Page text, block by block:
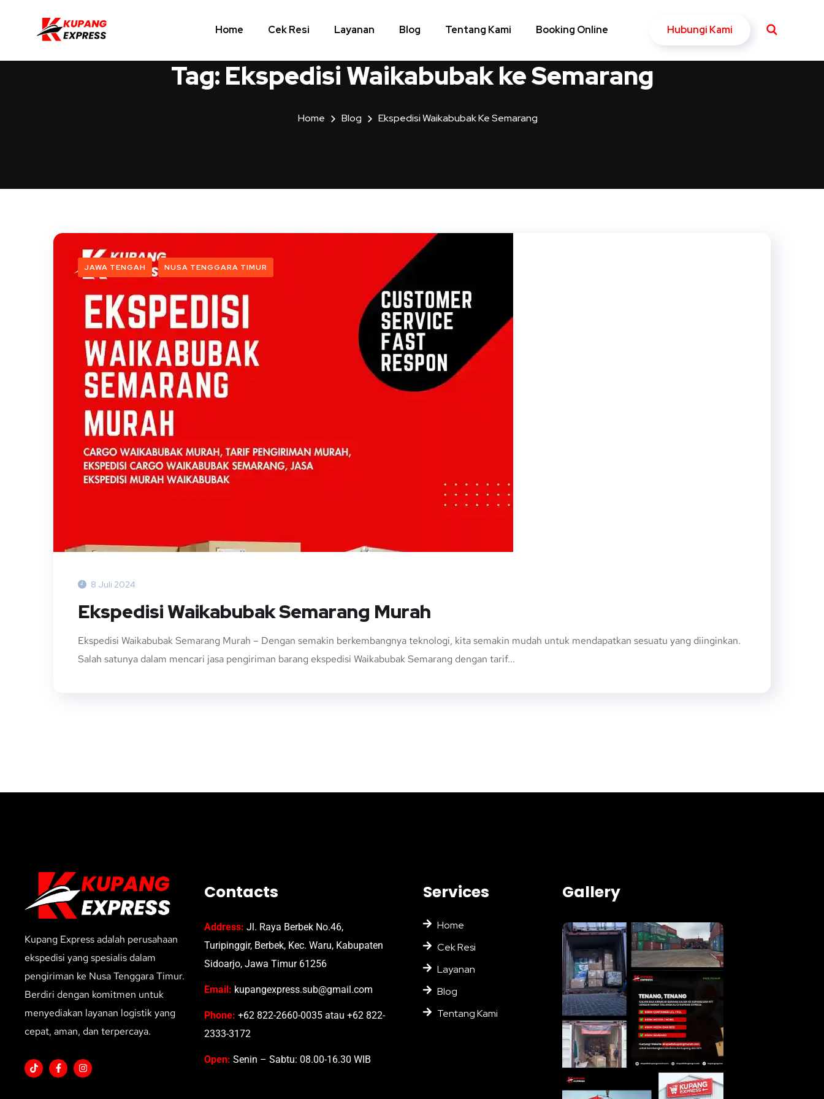
Home Cek Resi Layanan Blog Tentang Kami Booking Online Hubungi Kami
Tag: Ekspedisi Waikabubak ke Semarang
Home Blog Ekspedisi Waikabubak Ke Semarang
JAWA TENGAH NUSA TENGGARA TIMUR
8 Juli 2024
Ekspedisi Waikabubak Semarang Murah
Ekspedisi Waikabubak Semarang Murah – Dengan semakin berkembangnya teknologi, kita semakin mudah untuk mendapatkan sesuatu yang diinginkan.
Salah satunya dalam mencari jasa pengiriman barang ekspedisi Waikabubak Semarang dengan tarif...
Kupang Express adalah perusahaan
ekspedisi yang spesialis dalam
pengiriman ke Nusa Tenggara Timur.
Berdiri dengan komitmen untuk
menyediakan layanan logistik yang
cepat, aman, dan terpercaya.
Contacts
Address: Jl. Raya Berbek No.46,
Turipinggir, Berbek, Kec. Waru, Kabupaten
Sidoarjo, Jawa Timur 61256
Email: kupangexpress.sub@gmail.com
Phone: +62 822-2660-0035 atau +62 822-
2333-3172
Open: Senin – Sabtu: 08.00-16.30 WIB
Services
Home
Cek Resi
Layanan
Blog
Tentang Kami
Gallery